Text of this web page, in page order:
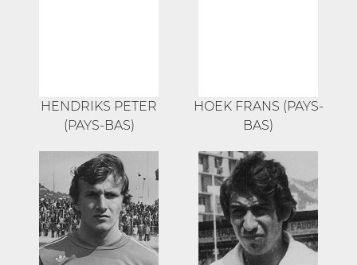
HENDRIKS PETER
(PAYS-BAS)
HOEK FRANS (PAYS-
BAS)